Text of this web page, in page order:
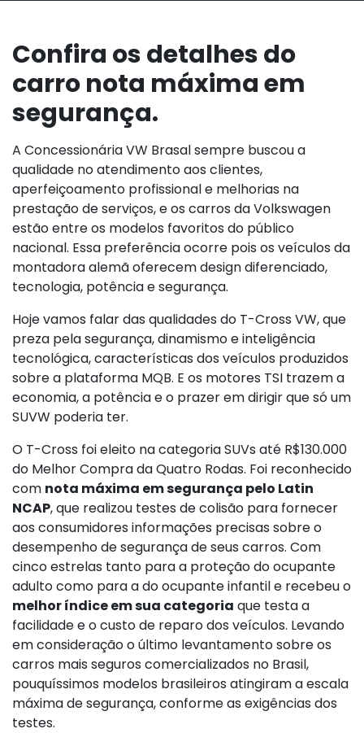
Confira os detalhes do
carro nota máxima em
segurança.
A Concessionária VW Brasal sempre buscou a
qualidade no atendimento aos clientes,
aperfeiçoamento profissional e melhorias na
prestação de serviços, e os carros da Volkswagen
estão entre os modelos favoritos do público
nacional. Essa preferência ocorre pois os veículos da
montadora alemã oferecem design diferenciado,
tecnologia, potência e segurança.
Hoje vamos falar das qualidades do T-Cross VW, que
preza pela segurança, dinamismo e inteligência
tecnológica, características dos veículos produzidos
sobre a plataforma MQB. E os motores TSI trazem a
economia, a potência e o prazer em dirigir que só um
SUVW poderia ter.
O T-Cross foi eleito na categoria SUVs até R$130.000
do Melhor Compra da Quatro Rodas. Foi reconhecido
com nota máxima em segurança pelo Latin
NCAP, que realizou testes de colisão para fornecer
aos consumidores informações precisas sobre o
desempenho de segurança de seus carros. Com
cinco estrelas tanto para a proteção do ocupante
adulto como para a do ocupante infantil e recebeu o
melhor índice em sua categoria que testa a
facilidade e o custo de reparo dos veículos. Levando
em consideração o último levantamento sobre os
carros mais seguros comercializados no Brasil,
pouquíssimos modelos brasileiros atingiram a escala
máxima de segurança, conforme as exigências dos
testes.